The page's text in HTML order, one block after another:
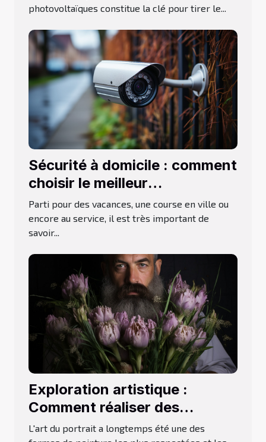
photovoltaïques constitue la clé pour tirer le...
Sécurité à domicile : comment
choisir le meilleur
prestataire ?
Parti pour des vacances, une course en ville ou
encore au service, il est très important de
savoir...
Exploration artistique :
Comment réaliser des
portraits d'iris uniques
L'art du portrait a longtemps été une des